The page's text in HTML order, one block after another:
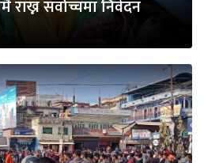
राख्न सर्वोच्चमा निवेदन